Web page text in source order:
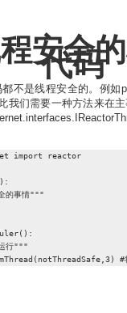
安全
代码
不是线程安全的。例如
我们需要一种方法来在
import reactor
的事情"""
行"""
#